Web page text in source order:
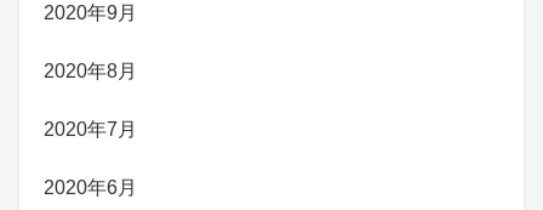
2020年9月
2020年8月
2020年7月
2020年6月